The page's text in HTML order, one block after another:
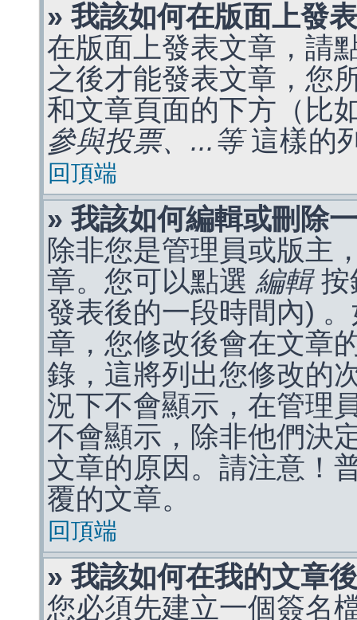
» 我該如何在版面上發
在版面上發表文章，請
之後才能發表文章，您
和文章頁面的下方（比
參與投票、...等這樣的
回頂端
» 我該如何編輯或刪除
除非您是管理員或版主
章。您可以點選 編輯按
發表後的一段時間內)
章，您修改後會在文章
錄，這將列出您修改的
況下不會顯示，在管理
不會顯示，除非他們決
文章的原因。請注意！
覆的文章。
回頂端
» 我該如何在我的文章
您必須先建立一個簽名